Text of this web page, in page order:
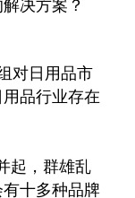
决方案？
对日用品市
品行业存在
起，群雄乱
十多种品牌